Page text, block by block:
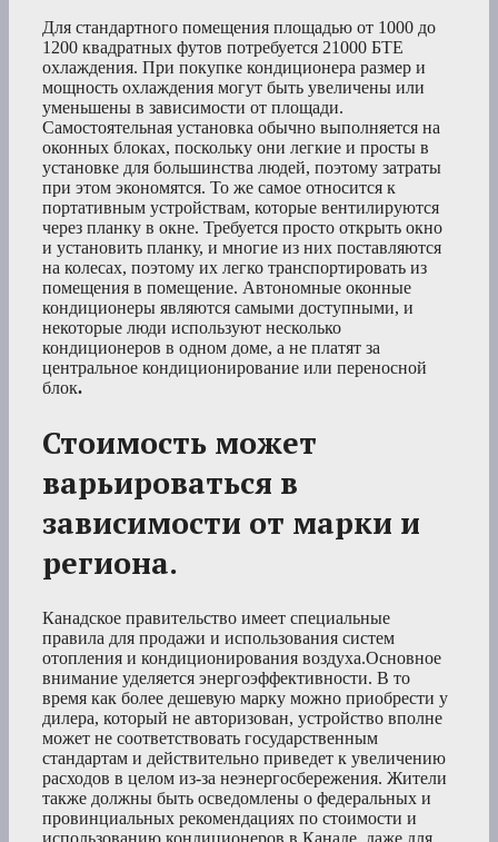
Для стандартного помещения площадью от 1000 до
1200 квадратных футов потребуется 21000 БТЕ
охлаждения. При покупке кондиционера размер и
мощность охлаждения могут быть увеличены или
уменьшены в зависимости от площади.
Самостоятельная установка обычно выполняется на
оконных блоках, поскольку они легкие и просты в
установке для большинства людей, поэтому затраты
при этом экономятся. То же самое относится к
портативным устройствам, которые вентилируются
через планку в окне. Требуется просто открыть окно
и установить планку, и многие из них поставляются
на колесах, поэтому их легко транспортировать из
помещения в помещение. Автономные оконные
кондиционеры являются самыми доступными, и
некоторые люди используют несколько
кондиционеров в одном доме, а не платят за
центральное кондиционирование или переносной
блок.
Стоимость может
варьироваться в
зависимости от марки и
региона.
Канадское правительство имеет специальные
правила для продажи и использования систем
отопления и кондиционирования воздуха.Основное
внимание уделяется энергоэффективности. В то
время как более дешевую марку можно приобрести у
дилера, который не авторизован, устройство вполне
может не соответствовать государственным
стандартам и действительно приведет к увеличению
расходов в целом из-за неэнергосбережения. Жители
также должны быть осведомлены о федеральных и
провинциальных рекомендациях по стоимости и
использованию кондиционеров в Канаде, даже для